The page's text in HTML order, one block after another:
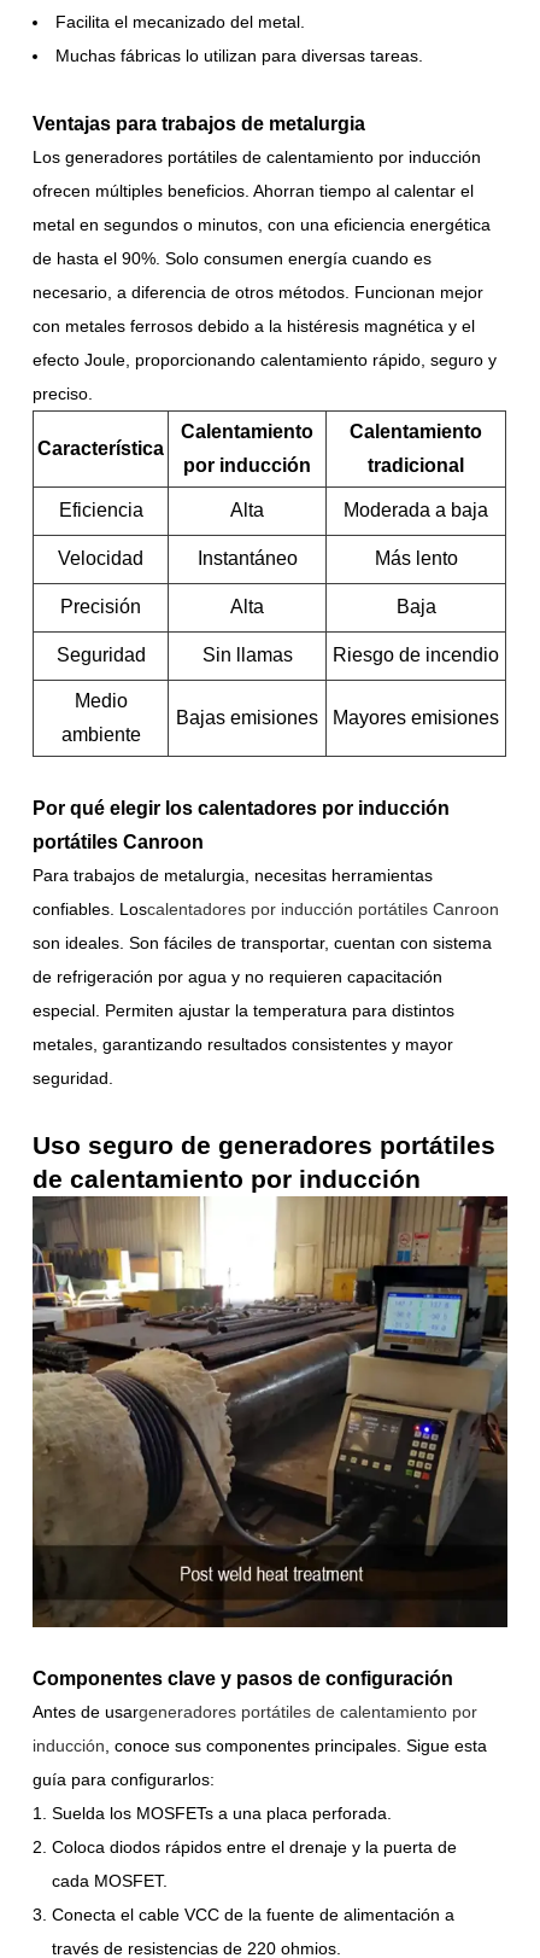
Facilita el mecanizado del metal.
Muchas fábricas lo utilizan para diversas tareas.
Ventajas para trabajos de metalurgia
Los generadores portátiles de calentamiento por inducción
ofrecen múltiples beneficios. Ahorran tiempo al calentar el
metal en segundos o minutos, con una eficiencia energética
de hasta el 90%. Solo consumen energía cuando es
necesario, a diferencia de otros métodos. Funcionan mejor
con metales ferrosos debido a la histéresis magnética y el
efecto Joule, proporcionando calentamiento rápido, seguro y
preciso.
Característica
Calentamiento
por inducción
Calentamiento
tradicional
Eficiencia Alta Moderada a baja
Velocidad Instantáneo Más lento
Precisión Alta Baja
Seguridad Sin llamas Riesgo de incendio
Medio
ambiente
Bajas emisiones Mayores emisiones
Por qué elegir los calentadores por inducción
portátiles Canroon
Para trabajos de metalurgia, necesitas herramientas
confiables. Loscalentadores por inducción portátiles Canroon
son ideales. Son fáciles de transportar, cuentan con sistema
de refrigeración por agua y no requieren capacitación
especial. Permiten ajustar la temperatura para distintos
metales, garantizando resultados consistentes y mayor
seguridad.
Uso seguro de generadores portátiles
de calentamiento por inducción
Componentes clave y pasos de configuración
Antes de usargeneradores portátiles de calentamiento por
inducción, conoce sus componentes principales. Sigue esta
guía para configurarlos:
Suelda los MOSFETs a una placa perforada.
Coloca diodos rápidos entre el drenaje y la puerta de
cada MOSFET.
Conecta el cable VCC de la fuente de alimentación a
través de resistencias de 220 ohmios.